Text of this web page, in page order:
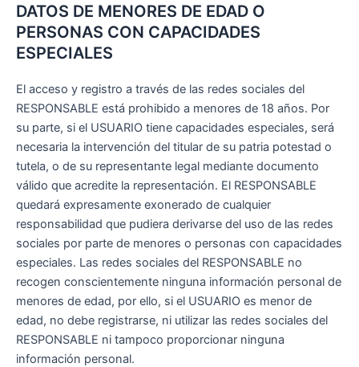
DATOS DE MENORES DE EDAD O
PERSONAS CON CAPACIDADES
ESPECIALES
El acceso y registro a través de las redes sociales del
RESPONSABLE está prohibido a menores de 18 años. Por
su parte, si el USUARIO tiene capacidades especiales, será
necesaria la intervención del titular de su patria potestad o
tutela, o de su representante legal mediante documento
válido que acredite la representación. El RESPONSABLE
quedará expresamente exonerado de cualquier
responsabilidad que pudiera derivarse del uso de las redes
sociales por parte de menores o personas con capacidades
especiales. Las redes sociales del RESPONSABLE no
recogen conscientemente ninguna información personal de
menores de edad, por ello, si el USUARIO es menor de
edad, no debe registrarse, ni utilizar las redes sociales del
RESPONSABLE ni tampoco proporcionar ninguna
información personal.